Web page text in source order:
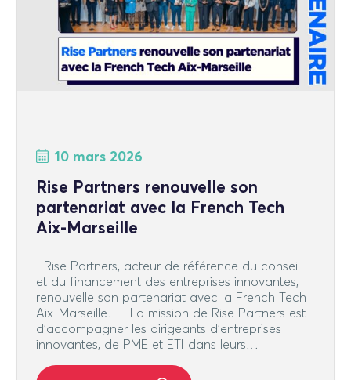
10 mars 2026
Rise Partners renouvelle son
partenariat avec la French Tech
Aix-Marseille
Rise Partners, acteur de référence du conseil
et du financement des entreprises innovantes,
renouvelle son partenariat avec la French Tech
Aix-Marseille. La mission de Rise Partners est
d’accompagner les dirigeants d’entreprises
innovantes, de PME et ETI dans leurs…